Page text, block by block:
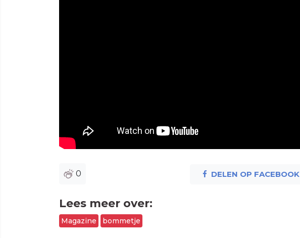
0 DELEN OP FACEBOOK
Lees meer over:
Magazine bommetje